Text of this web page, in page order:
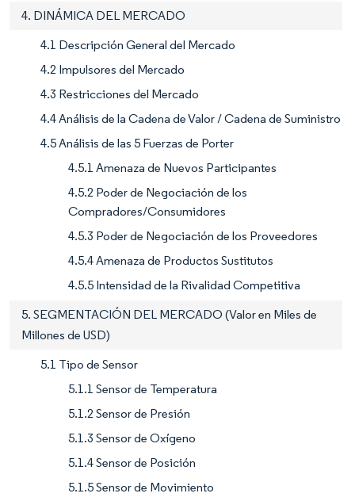
4. DINÁMICA DEL MERCADO
4.1 Descripción General del Mercado
4.2 Impulsores del Mercado
4.3 Restricciones del Mercado
4.4 Análisis de la Cadena de Valor / Cadena de Suministro
4.5 Análisis de las 5 Fuerzas de Porter
4.5.1 Amenaza de Nuevos Participantes
4.5.2 Poder de Negociación de los
Compradores/Consumidores
4.5.3 Poder de Negociación de los Proveedores
4.5.4 Amenaza de Productos Sustitutos
4.5.5 Intensidad de la Rivalidad Competitiva
5. SEGMENTACIÓN DEL MERCADO (Valor en Miles de
Millones de USD)
5.1 Tipo de Sensor
5.1.1 Sensor de Temperatura
5.1.2 Sensor de Presión
5.1.3 Sensor de Oxígeno
5.1.4 Sensor de Posición
5.1.5 Sensor de Movimiento